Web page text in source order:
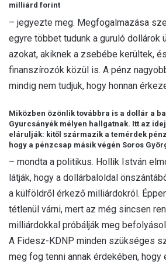
milliárd forint
– jegyezte meg. Megfogalmazása
egyre többet tudunk a guruló dollárok
azokat, akiknek a zsebébe kerültek,
finanszírozók közül is. A pénz
mindig nem tudjuk, hogy honnan
Miközben özönlik továbbra is a dollár a
Gyurcsányék mélyen hallgatnak. Itt az
elárulják: kitől származik a temérdek
hogy a pénzcsap másik végén Soros
– mondta a politikus. Hollik István
látják, hogy a dollárbaloldal
a külföldről érkező milliárdokról.
tétlenül várni, mert az még sincsen
milliárdokkal próbálják meg
A Fidesz-KDNP minden szükséges
meg fog tenni annak érdekében, hogy